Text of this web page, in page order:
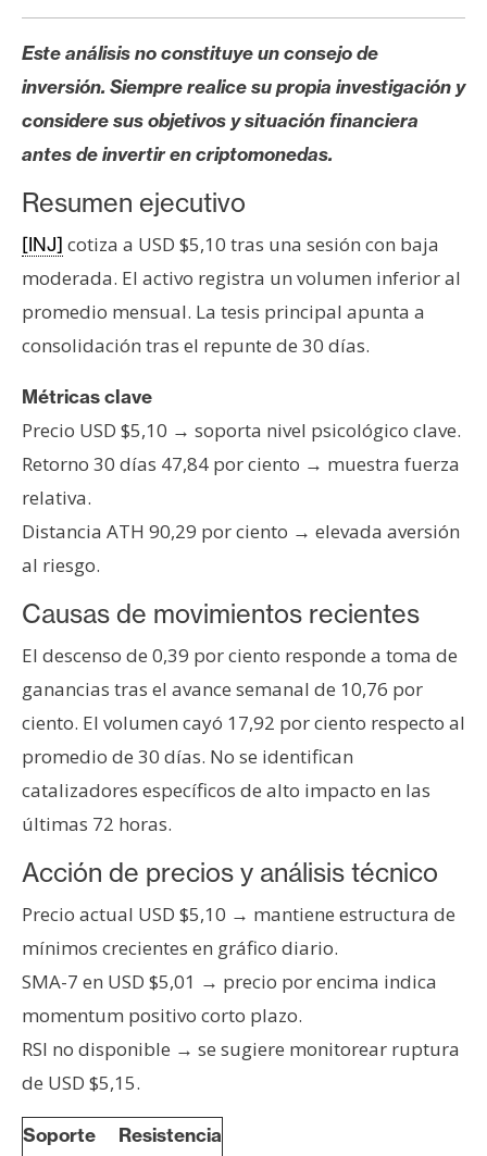
A
á
l
s
i
N
t
a
d
e
P
r
n
a
T
e
m
a
R
e
c
u
r
s
o
s
Este análisis no constituye un consejo de
inversión. Siempre realice su propia investigación y
considere sus objetivos y situación financiera
antes de invertir en criptomonedas.
Resumen ejecutivo
[INJ] cotiza a USD $5,10 tras una sesión con baja
moderada. El activo registra un volumen inferior al
promedio mensual. La tesis principal apunta a
consolidación tras el repunte de 30 días.
Métricas clave
Precio USD $5,10 → soporta nivel psicológico clave.
Retorno 30 días 47,84 por ciento → muestra fuerza
relativa.
Distancia ATH 90,29 por ciento → elevada aversión
al riesgo.
Causas de movimientos recientes
El descenso de 0,39 por ciento responde a toma de
ganancias tras el avance semanal de 10,76 por
ciento. El volumen cayó 17,92 por ciento respecto al
promedio de 30 días. No se identifican
catalizadores específicos de alto impacto en las
últimas 72 horas.
Acción de precios y análisis técnico
Precio actual USD $5,10 → mantiene estructura de
mínimos crecientes en gráfico diario.
SMA-7 en USD $5,01 → precio por encima indica
momentum positivo corto plazo.
RSI no disponible → se sugiere monitorear ruptura
de USD $5,15.
Soporte
Resistencia